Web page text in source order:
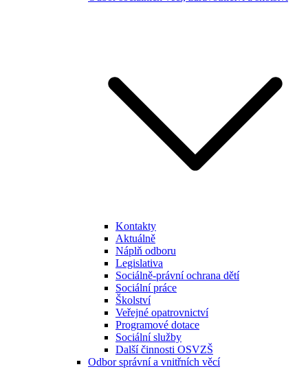
Kontakty
Aktuálně
Náplň odboru
Legislativa
Sociálně-právní ochrana dětí
Sociální práce
Školství
Veřejné opatrovnictví
Programové dotace
Sociální služby
Další činnosti OSVZŠ
Odbor správní a vnitřních věcí